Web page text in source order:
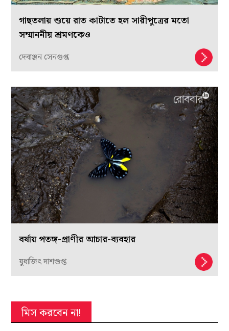
গাছতলায় শুয়ে রাত কাটাতে হল সারীপুত্রের মতো
সম্মাননীয় শ্রমণকেও
দেবাঞ্জন সেনগুপ্ত
বর্ষায় পতঙ্গ-প্রাণীর আচার-ব্যবহার
যুধাজিৎ দাশগুপ্ত
মিস করবেন না!